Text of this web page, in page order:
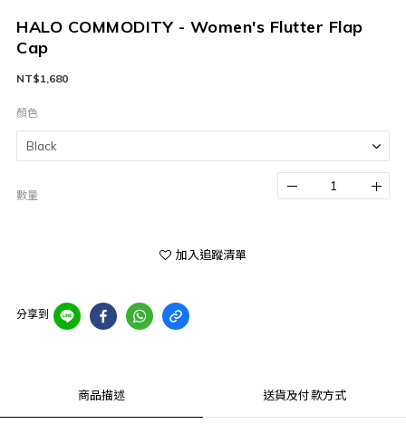
HALO COMMODITY - Women's Flutter Flap
Cap
NT$1,680
顏色
數量
加入追蹤清單
分享到
商品描述 送貨及付款方式